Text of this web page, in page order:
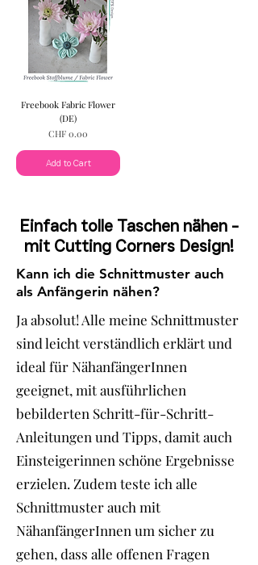
Freebook Fabric Flower
(DE)
Price
CHF 0.00
Add to Cart
Einfach tolle Taschen nähen -
mit Cutting Corners Design!
Kann ich die Schnittmuster auch
als Anfängerin nähen?
Ja absolut! Alle meine Schnittmuster
sind leicht verständlich erklärt und
ideal für NähanfängerInnen
geeignet, mit ausführlichen
bebilderten Schritt-für-Schritt-
Anleitungen und Tipps, damit auch
Einsteigerinnen schöne Ergebnisse
erzielen. Zudem teste ich alle
Schnittmuster auch mit
NähanfängerInnen um sicher zu
gehen, dass alle offenen Fragen